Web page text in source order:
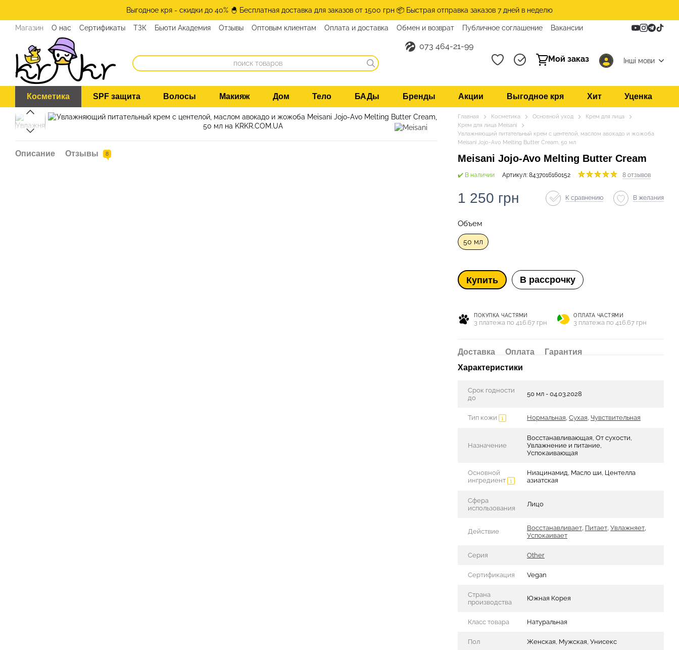
Выгодное кря - скидки до 40% 🐣 Бесплатная доставка для заказов от 1500 грн 📦 Быстрая отправка заказов 7 дней в неделю
Магазин О нас Сертификаты ТЗК Бьюти Академия Отзывы Оптовым клиентам Оплата и доставка Обмен и возврат Публичное соглашение
Вакансии
Программа лояльности
073 464-21-99
Мой заказ
Інші мови
Косметика SPF защита Волосы Макияж Дом Тело БАДы Бренды Акции Выгодное кря Хит Уценка
Описание Отзывы 8
Главная Косметика Основной уход
Крем для лица
Крем для лица Meisani
Увлажняющий питательный крем с центелой, маслом авокадо и жожоба
Meisani Jojo-Avo Melting Butter Cream, 50 мл
Meisani Jojo-Avo Melting Butter Cream
✔️ В наличии Артикул: 8437016160152 8 отзывов
1 250 грн К сравнению В желания
Объем
50 мл
Купить В рассрочку
ПОКУПКА ЧАСТЯМИ
3 платежа по 416.67 грн
ОПЛАТА ЧАСТЯМИ
3 платежа по 416.67 грн
Доставка Оплата
Гарантия
Характеристики
Срок годности
до
50 мл - 04.03.2028
Тип кожи Нормальная, Сухая, Чувствительная
Назначение
Восстанавливающая, От сухости,
Увлажнение и питание,
Успокаивающая
Основной
ингредиент
Ниацинамид, Масло ши, Центелла
азиатская
Сфера
использования
Лицо
Действие Восстанавливает, Питает, Увлажняет,
Успокаивает
Серия Other
Сертификация Vegan
Страна
производства
Южная Корея
Класс товара Натуральная
Пол Женская, Мужская, Унисекс